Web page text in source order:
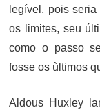
legível, pois
os limites, seu
como o passo
fosse os ùltimos
Aldous Huxley